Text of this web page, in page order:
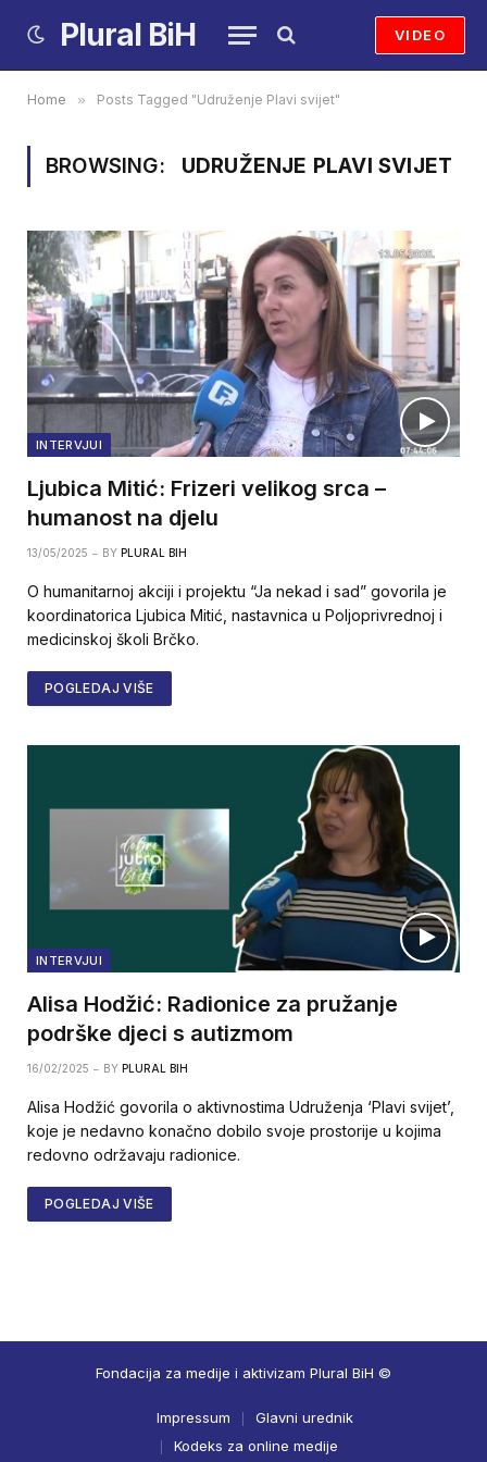
Plural BiH VIDEO
Home » Posts Tagged "Udruženje Plavi svijet"
BROWSING: UDRUŽENJE PLAVI SVIJET
INTERVJUI
Ljubica Mitić: Frizeri velikog srca –
humanost na djelu
13/05/2025 BY PLURAL BIH
O humanitarnoj akciji i projektu “Ja nekad i sad” govorila je
koordinatorica Ljubica Mitić, nastavnica u Poljoprivrednoj i
medicinskoj školi Brčko.
POGLEDAJ VIŠE
INTERVJUI
Alisa Hodžić: Radionice za pružanje
podrške djeci s autizmom
16/02/2025 BY PLURAL BIH
Alisa Hodžić govorila o aktivnostima Udruženja ‘Plavi svijet’,
koje je nedavno konačno dobilo svoje prostorije u kojima
redovno održavaju radionice.
POGLEDAJ VIŠE
Fondacija za medije i aktivizam Plural BiH ©
Impressum
Glavni urednik
Kodeks za online medije